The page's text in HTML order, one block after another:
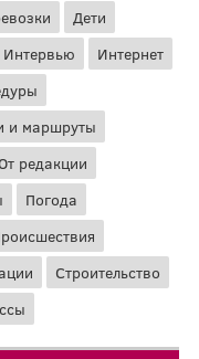
Дети
Интервью
Интернет
и маршруты
редакции
Погода
Строительство